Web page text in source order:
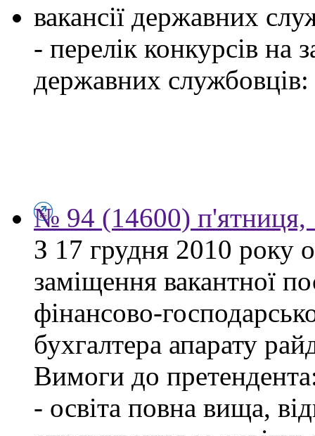
вакансії державних
- перелік конкурсів на
державних службовців:
№ 94 (14600) п'ятниця,
З 17 грудня 2010 року
заміщення вакантної
фінансово-
бухгалтера апарату
Вимоги до
- освіта повна вища,